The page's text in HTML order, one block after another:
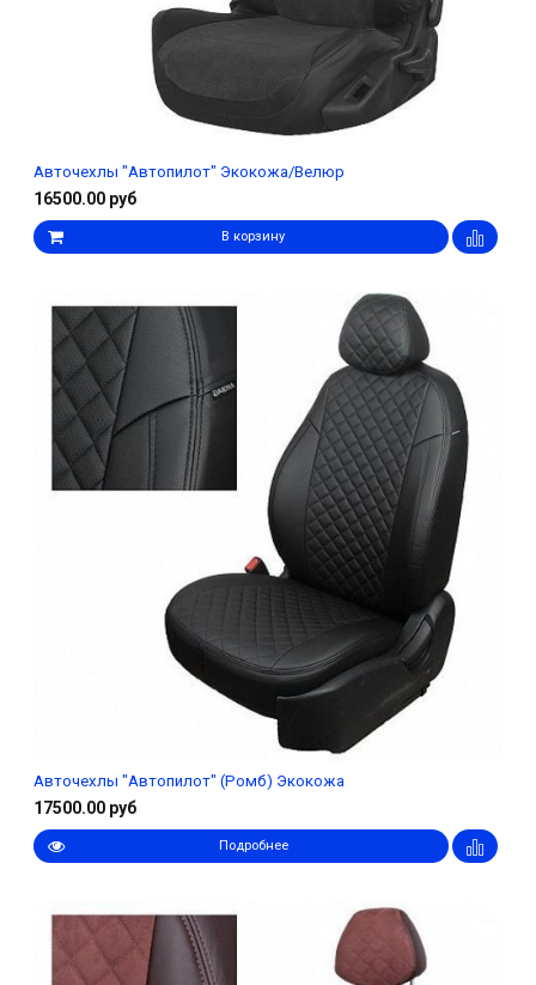
Авточехлы "Автопилот" Экокожа/Велюр
16500.00 руб
В корзину
Авточехлы "Автопилот" (Ромб) Экокожа
17500.00 руб
Подробнее